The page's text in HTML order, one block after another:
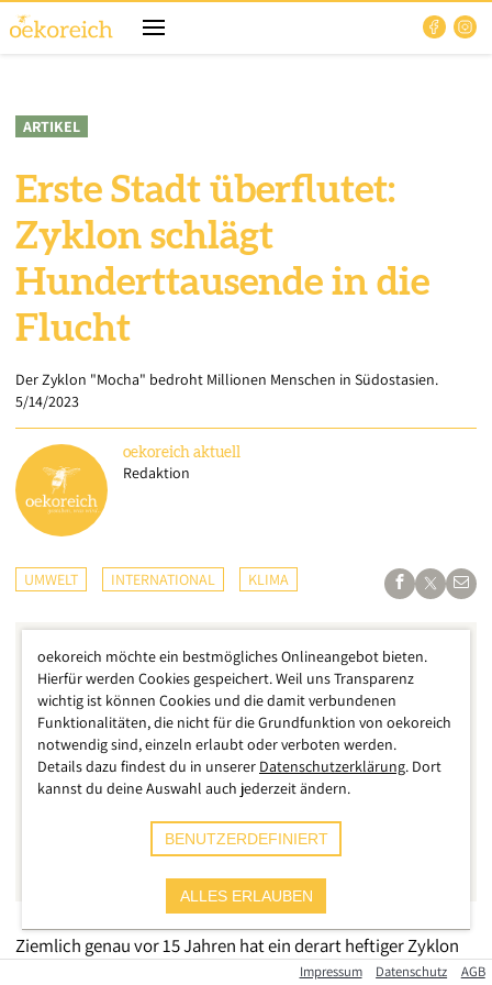
ARTIKEL
Erste Stadt überflutet:
Zyklon schlägt
Hunderttausende in die
Flucht
Der Zyklon "Mocha" bedroht Millionen Menschen in Südostasien.
5/14/2023
oekoreich aktuell
Redaktion
UMWELT INTERNATIONAL KLIMA
Ziemlich genau vor 15 Jahren hat ein derart heftiger Zyklon
zuletzt die Region heimgesucht und damals rund 140.000
Impressum Datenschutz AGB
oekoreich möchte ein bestmögliches Onlineangebot bieten.
Hierfür werden Cookies gespeichert. Weil uns Transparenz
wichtig ist können Cookies und die damit verbundenen
Funktionalitäten, die nicht für die Grundfunktion von oekoreich
notwendig sind, einzeln erlaubt oder verboten werden.
Details dazu findest du in unserer Datenschutzerklärung. Dort
kannst du deine Auswahl auch jederzeit ändern.
BENUTZERDEFINIERT
ALLES ERLAUBEN